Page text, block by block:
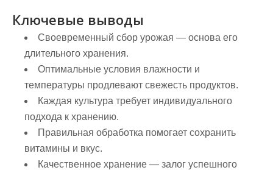
Ключевые выводы
Своевременный сбор урожая — основа его
длительного хранения.
Оптимальные условия влажности и
температуры продлевают свежесть продуктов.
Каждая культура требует индивидуального
подхода к хранению.
Правильная обработка помогает сохранить
витамины и вкус.
Качественное хранение — залог успешного